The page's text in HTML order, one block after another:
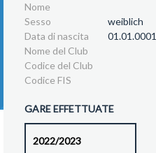
Nome
Sesso
weiblich
Data di nascita
01.01.0001
Nome del Club
Codice del Club
Codice FIS
GARE EFFETTUATE